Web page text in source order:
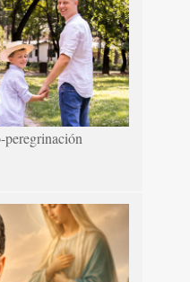
peregrinación